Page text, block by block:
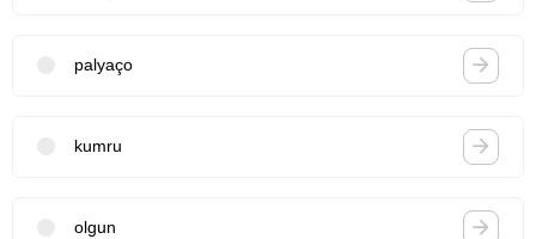
palyaço
kumru
olgun